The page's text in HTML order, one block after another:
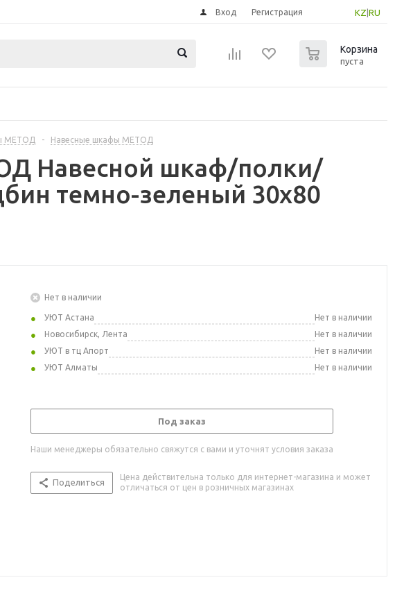
KZ RU
Вход Регистрация
Корзина
пуста
МЕТОД - Навесные шкафы МЕТОД
Навесной шкаф/полки/
темно-зеленый 30x80
Нет в наличии
УЮТ Астана
Нет в наличии
Новосибирск, Лента
Нет в наличии
УЮТ в тц Апорт
Нет в наличии
УЮТ Алматы
Нет в наличии
Под заказ
Наши менеджеры обязательно свяжутся с вами и уточнят условия заказа
Поделиться
Цена действительна только для интернет-магазина и может
отличаться от цен в розничных магазинах